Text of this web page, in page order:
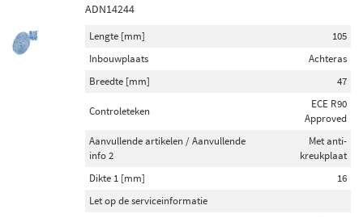
ADN14244
Lengte [mm]
105
Inbouwplaats
Achteras
Breedte [mm]
47
Controleteken
ECE R90
Approved
Aanvullende artikelen / Aanvullende
info 2
Met anti-
kreukplaat
Dikte 1 [mm]
16
Let op de serviceinformatie